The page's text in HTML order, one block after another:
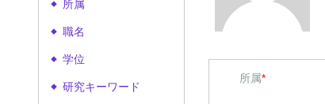
◆ 所属
◆ 職名
◆ 学位
◆ 研究キーワード
所属*